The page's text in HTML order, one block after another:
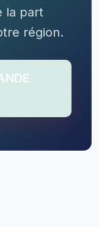
la part
région.